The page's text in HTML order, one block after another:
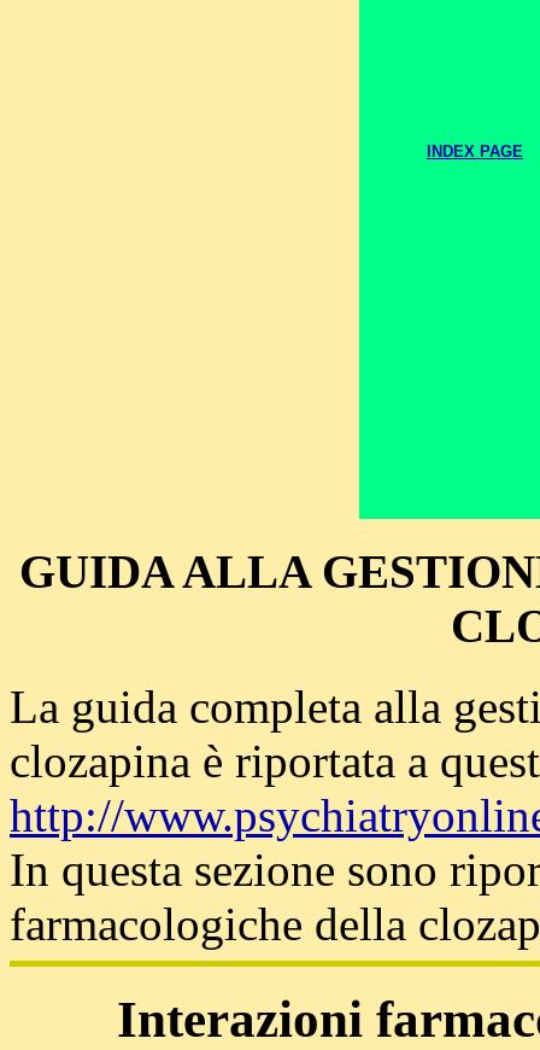
INDEX PAGE
GUIDA ALLA
La guida completa alla
clozapina è riportata a
http://
In questa sezione sono
farmacologiche della
Interazioni